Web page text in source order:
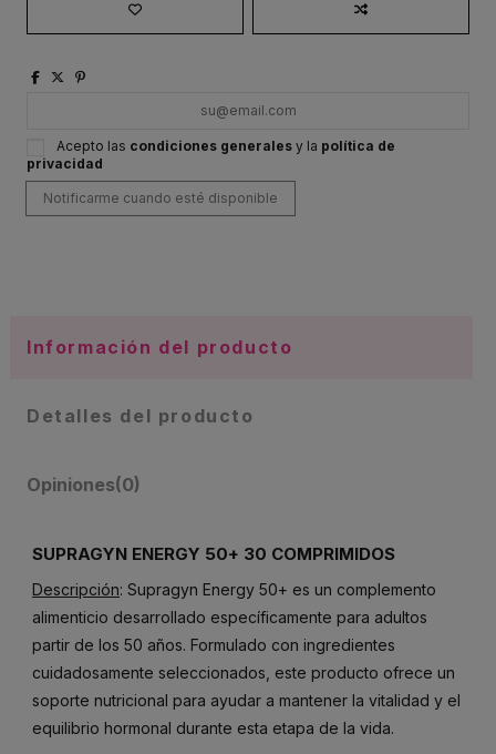
Acepto las condiciones generales y la política de
privacidad
Información del producto
Detalles del producto
Opiniones(0)
SUPRAGYN ENERGY 50+ 30 COMPRIMIDOS
Descripción: Supragyn Energy 50+ es un complemento
alimenticio desarrollado específicamente para adultos
partir de los 50 años. Formulado con ingredientes
cuidadosamente seleccionados, este producto ofrece un
soporte nutricional para ayudar a mantener la vitalidad y el
equilibrio hormonal durante esta etapa de la vida.